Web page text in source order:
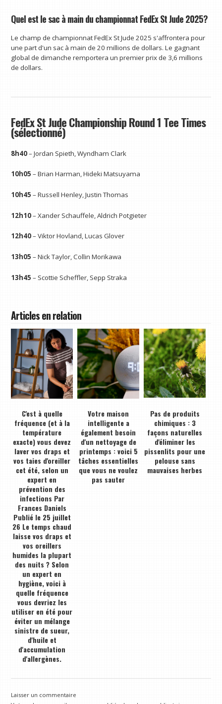
Quel est le sac à main du championnat FedEx St Jude 2025?
Le champ de championnat FedEx St Jude 2025 s'affrontera pour
une part d'un sac à main de 20 millions de dollars. Le gagnant
global de dimanche remportera un premier prix de 3,6 millions
de dollars.
FedEx St Jude Championship Round 1 Tee Times
(sélectionné)
8h40– Jordan Spieth, Wyndham Clark
10h05 – Brian Harman, Hideki Matsuyama
10h45 – Russell Henley, Justin Thomas
12h10– Xander Schauffele, Aldrich Potgieter
12h40– Viktor Hovland, Lucas Glover
13h05 – Nick Taylor, Collin Morikawa
13h45 – Scottie Scheffler, Sepp Straka
Articles en relation
C'est à quelle
fréquence (et à la
température
exacte) vous devez
laver vos draps et
vos taies d'oreiller
cet été, selon un
expert en
prévention des
infections Par
Frances Daniels
Publié le 25 juillet
26 Le temps chaud
laisse vos draps et
vos oreillers
humides la plupart
des nuits ? Selon
un expert en
hygiène, voici à
quelle fréquence
vous devriez les
utiliser en été pour
éviter un mélange
sinistre de sueur,
d'huile et
d'accumulation
d'allergènes.
Votre maison
intelligente a
également besoin
d'un nettoyage de
printemps : voici 5
tâches essentielles
que vous ne voulez
pas sauter
Pas de produits
chimiques : 3
façons naturelles
d'éliminer les
pissenlits pour une
pelouse sans
mauvaises herbes
Laisser un commentaire